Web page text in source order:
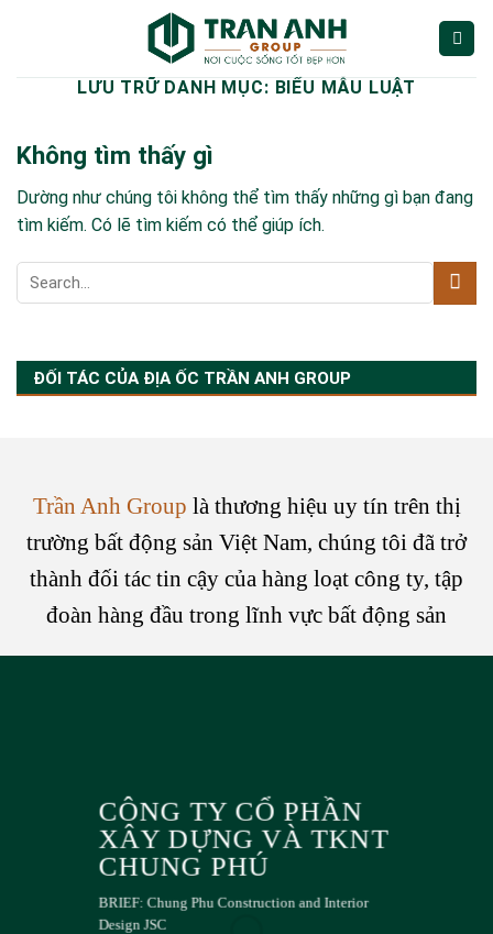
LƯU TRỮ DANH MỤC: BIỂU MẪU LUẬT
Không tìm thấy gì
Dường như chúng tôi không thể tìm thấy những gì bạn đang
tìm kiếm. Có lẽ tìm kiếm có thể giúp ích.
ĐỐI TÁC CỦA ĐỊA ỐC TRẦN ANH GROUP
Trần Anh Group là thương hiệu uy tín trên thị
trường bất động sản Việt Nam, chúng tôi đã trở
thành đối tác tin cậy của hàng loạt công ty, tập
đoàn hàng đầu trong lĩnh vực bất động sản
CÔNG TY CỔ PHẦN
XÂY DỰNG VÀ TKNT
CHUNG PHÚ
BRIEF: Chung Phu Construction and Interior
Design JSC